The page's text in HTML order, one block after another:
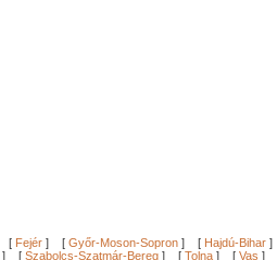
[ Fejér ] [ Győr-Moson-Sopron ] [ Hajdú-Bihar ]
] [ Szabolcs-Szatmár-Bereg ] [ Tolna ] [ Vas ]